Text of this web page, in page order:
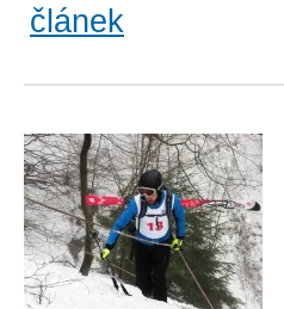
článek